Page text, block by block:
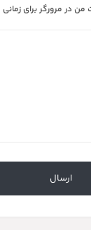
من در مرورگر برای